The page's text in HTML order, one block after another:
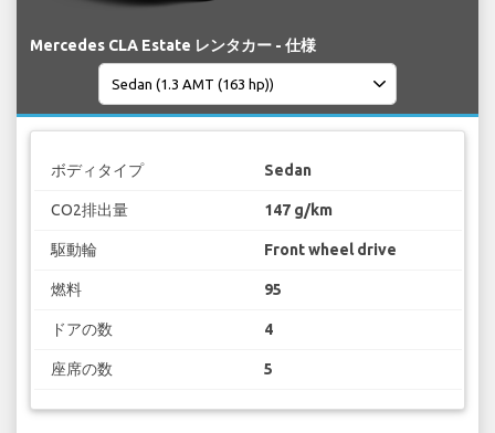
Mercedes CLA Estate レンタカー - 仕様
ボディタイプ Sedan
CO2排出量 147 g/km
駆動輪 Front wheel drive
燃料 95
ドアの数 4
座席の数 5